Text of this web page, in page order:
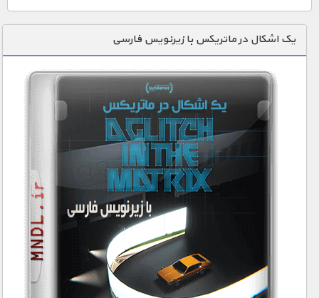
دنیای خوراکی ها
زمین شناسی / محیط زیست
سازه/ معماری/ مهندسی
سرگرمی
شناخت کودکان
طبیعت
ماورایی
یک اشکال در ماتریکس با زیرنویس فارسی